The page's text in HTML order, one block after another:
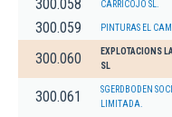
300.058 CARRICOJO SL.
300.059 PINTURAS EL
300.060
EXPLOTACIONS
SL
300.061
SGERDBODEN
LIMITADA.